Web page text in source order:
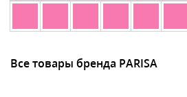
Все товары бренда PARISA